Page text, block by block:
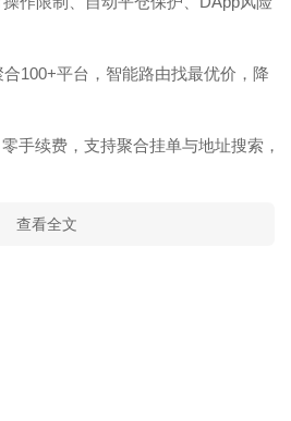
100+平台，智能路由找最优价，降
手续费，支持聚合挂单与地址搜索，
查看全文